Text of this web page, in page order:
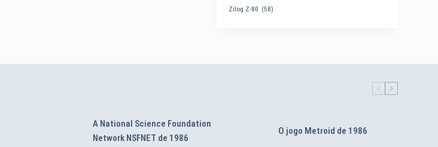
Zilog Z-80 (58)
A National Science Foundation
Network NSFNET de 1986
O jogo Metroid de 1986